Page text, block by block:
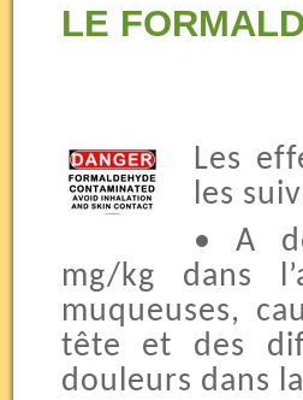
LE
Les
les
• A
mg/kg dans
muqueuses,
tête et des
douleurs dans